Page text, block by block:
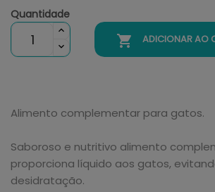
Quantidade
 ADICIONAR AO
Alimento complementar para gatos.
Saboroso e nutritivo alimento
proporciona líquido aos gatos,
desidratação.